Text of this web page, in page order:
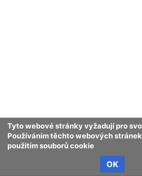
Tyto webové stránky vyžadují pro
Používáním těchto webových
použitím souborů cookie
OK